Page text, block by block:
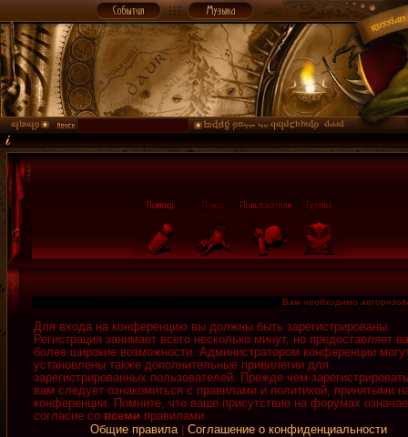
Вам необходимо
Для входа на конференцию вы должны быть зарегистрированы.
Регистрация занимает всего несколько минут, но предоставляет
более широкие возможности. Администратором конференции
установлены также дополнительные привилегии для
зарегистрированных пользователей. Прежде чем
вам следует ознакомиться с правилами и политикой, принятыми
конференции. Помните, что ваше присутствие на форумах
согласие со всеми правилами.
Общие правила| Соглашение о конфиденциальности